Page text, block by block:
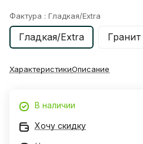
Фактура : Гладкая/Extra
Гладкая/Extra Гранит
ХарактеристикиОписание
В наличии
Хочу скидку